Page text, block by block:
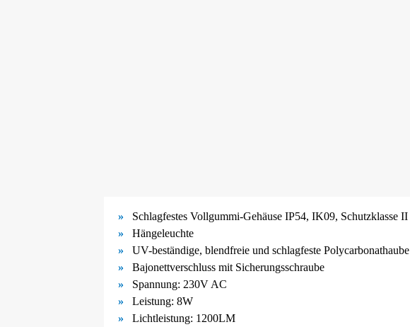
Schlagfestes Vollgummi-Gehäuse IP54, IK09, Schutzklasse II
Hängeleuchte
UV-beständige, blendfreie und schlagfeste Polycarbonathaube
Bajonettverschluss mit Sicherungsschraube
Spannung: 230V AC
Leistung: 8W
Lichtleistung: 1200LM